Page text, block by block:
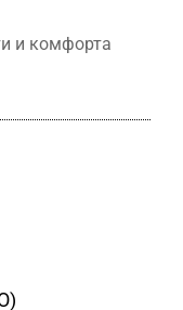
и комфорта